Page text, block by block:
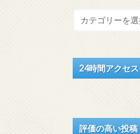
24時間アクセ
評価の高い投稿